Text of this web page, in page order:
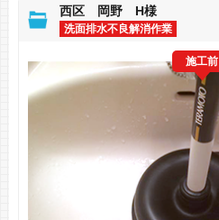
西区 岡野 H様
洗面排水不良解消作業
施工前